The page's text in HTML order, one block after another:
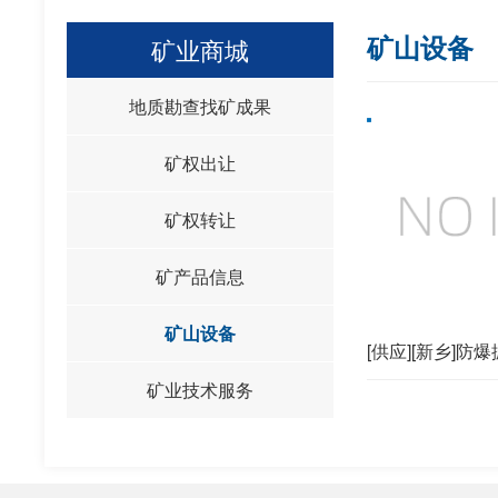
矿业商城
地质勘查找矿成果
矿权出让
矿权转让
矿产品信息
矿山设备
矿业技术服务
矿山设备
[供应][新乡]防